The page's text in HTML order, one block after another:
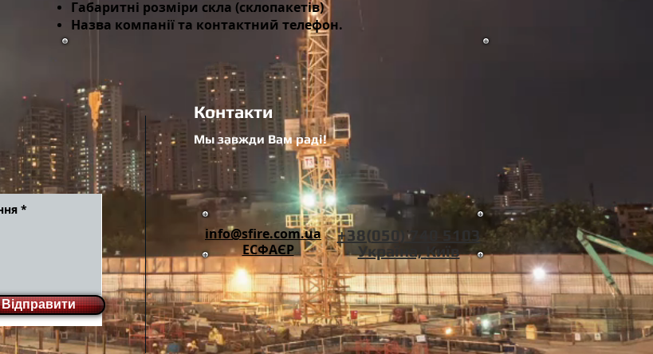
Габаритні розміри скла (склопакетів)
Назва компанії та контактний телефон.
Відправити
Контакти
Мы завжди Вам раді!
+38(‎050) 740 5103
Україна, Київ
info@sfire.com.ua
ЕСФАЄР